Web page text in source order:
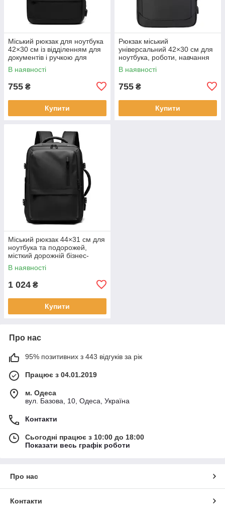
Міський рюкзак для ноутбука
42×30 см із відділенням для
документів і ручкою для
перенесення KAY
В наявності
755 ₴
Купити
Рюкзак міський
універсальний 42×30 см для
ноутбука, роботи, навчання
та подорожей KAY
В наявності
755 ₴
Купити
Міський рюкзак 44×31 см для
ноутбука та подорожей,
місткий дорожній бізнес-
рюкзак KAY
В наявності
1 024 ₴
Купити
Про нас
95% позитивних з 443 відгуків за рік
Працює з 04.01.2019
м. Одеса
вул. Базова, 10, Одеса, Україна
Контакти
Сьогодні працює з 10:00 до 18:00
Показати весь графік роботи
Про нас
Контакти